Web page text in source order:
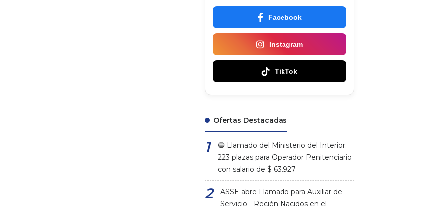
Facebook
Instagram
TikTok
Ofertas Destacadas
🔵 Llamado del Ministerio del Interior:
223 plazas para Operador Penitenciario
con salario de $ 63.927
ASSE abre Llamado para Auxiliar de
Servicio - Recién Nacidos en el